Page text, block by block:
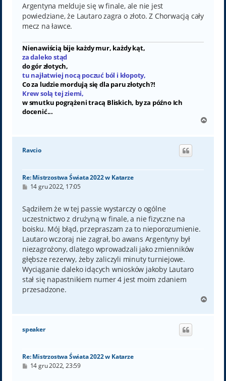
Argentyna melduje się w finale, ale nie jest
powiedziane, że Lautaro zagra o złoto. Z Chorwacją cały
mecz na ławce.
Nienawiścią bije każdy mur, każdy kąt,
za daleko stąd
do gór złotych,
tu najłatwiej nocą poczuć ból i kłopoty,
Co za ludzie mordują się dla paru złotych?!
Krew solą tej ziemi,
w smutku pogrążeni tracą Bliskich, by za późno Ich
docenić...
g
Ravcio
Re: Mistrzostwa Świata 2022 w Katarze
P
t
14 gru 2022, 17:05
Sądziłem że w tej passie wystarczy o ogólne
uczestnictwo z drużyną w finale, a nie fizyczne na
boisku. Mój błąd, przepraszam za to nieporozumienie.
Lautaro wczoraj nie zagrał, bo awans Argentyny był
niezagrożony, dlatego wprowadzali jako zmienników
głębsze rezerwy, żeby zaliczyli minuty turniejowe.
Wyciąganie daleko idących wniosków jakoby Lautaro
stał się napastnikiem numer 4 jest moim zdaniem
przesadzone.
g
speaker
Re: Mistrzostwa Świata 2022 w Katarze
P14 gru 2022, 23:59